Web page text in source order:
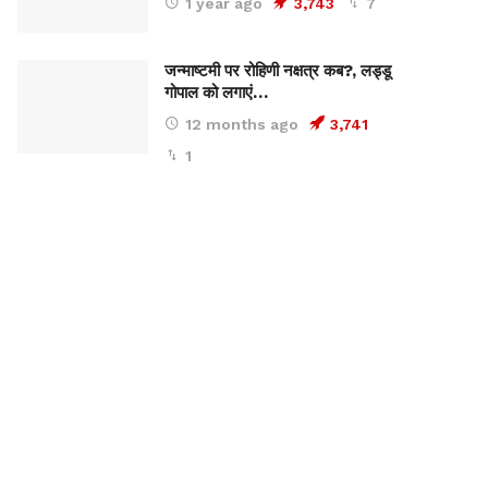
1 year ago 3,743 7
जन्माष्टमी पर रोहिणी नक्षत्र कब?, लड्डू
गोपाल को लगाएं…
12 months ago
3,741
1